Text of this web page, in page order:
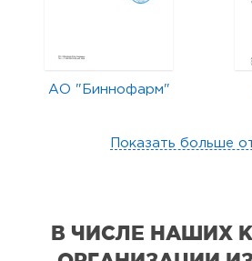
АО "Биннофарм"
Показать больше
В ЧИСЛЕ НАШИХ